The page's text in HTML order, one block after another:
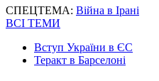
СПЕЦТЕМА: Війна в Ірані
ВСІ ТЕМИ
Вступ України в ЄС
Теракт в Барселоні